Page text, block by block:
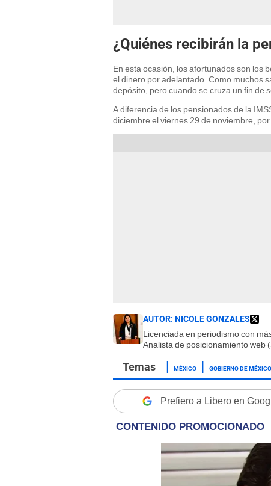
¿Quiénes recibirán la
En esta ocasión, los afortunados son los
el dinero por adelantado. Como muchos
depósito, pero cuando se cruza un fin de
A diferencia de los pensionados de la
diciembre el viernes 29 de noviembre,
AUTOR: NICOLE GONZALES
Licenciada en periodismo con
Analista de posicionamiento web
MÉXICO GOBIERNO DE MÉXICO
Prefiero a Libero en